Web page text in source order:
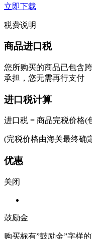
立即下载
税费说明
商品进口税
您所购买的商品已包含
承担，您无需再行支付
进口税计算
进口税 = 商品完税价格(
(完税价格由海关最终确
优惠
关闭
鼓励金
购买标有”鼓励金”字样